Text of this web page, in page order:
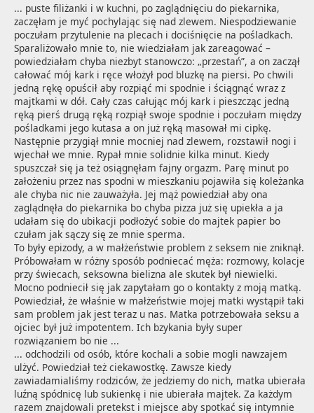
... puste filiżanki i w kuchni, po zaglądnięciu do piekarnika,
zaczęłam je myć pochylając się nad zlewem. Niespodziewanie
poczułam przytulenie na plecach i dociśnięcie na pośladkach.
Sparaliżowało mnie to, nie wiedziałam jak zareagować –
powiedziałam chyba niezbyt stanowczo: „przestań”, a on zaczął
całować mój kark i ręce włożył pod bluzkę na piersi. Po chwili
jedną rękę opuścił aby rozpiąć mi spodnie i ściągnąć wraz z
majtkami w dół. Cały czas całując mój kark i pieszcząc jedną
ręką pierś drugą ręką rozpiął swoje spodnie i poczułam między
pośladkami jego kutasa a on już ręką masował mi cipkę.
Następnie przygiął mnie mocniej nad zlewem, rozstawił nogi i
wjechał we mnie. Rypał mnie solidnie kilka minut. Kiedy
spuszczał się ja też osiągnęłam fajny orgazm. Parę minut po
założeniu przez nas spodni w mieszkaniu pojawiła się koleżanka
ale chyba nic nie zauważyła. Jej mąż powiedział aby ona
zaglądnęła do piekarnika bo chyba pizza już się upiekła a ja
udałam się do ubikacji podłożyć sobie do majtek papier bo
czułam jak sączy się ze mnie sperma.
To były epizody, a w małżeństwie problem z seksem nie zniknął.
Próbowałam w różny sposób podniecać męża: rozmowy, kolacje
przy świecach, seksowna bielizna ale skutek był niewielki.
Mocno podniecił się jak zapytałam go o kontakty z moją matką.
Powiedział, że właśnie w małżeństwie mojej matki wystąpił taki
sam problem jak jest teraz u nas. Matka potrzebowała seksu a
ojciec był już impotentem. Ich bzykania były super
rozwiązaniem bo nie ...
... odchodzili od osób, które kochali a sobie mogli nawzajem
ulżyć. Powiedział też ciekawostkę. Zawsze kiedy
zawiadamialiśmy rodziców, że jedziemy do nich, matka ubierała
luźną spódnicę lub sukienkę i nie ubierała majtek. Za każdym
razem znajdowali pretekst i miejsce aby spotkać się intymnie